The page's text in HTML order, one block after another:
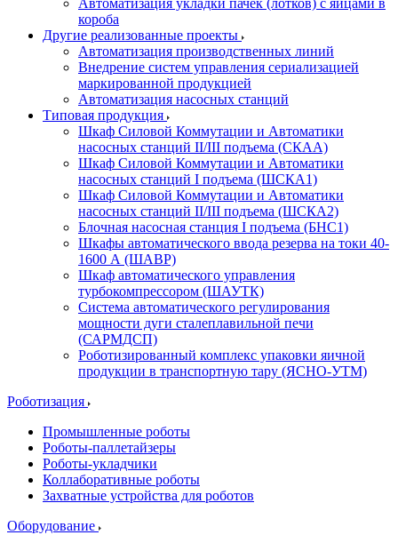
Автоматизация укладки пачек (лотков) с яйцами в
короба
Другие реализованные проекты
Автоматизация производственных линий
Внедрение систем управления сериализацией
маркированной продукцией
Автоматизация насосных станций
Типовая продукция
Шкаф Силовой Коммутации и Автоматики
насосных станций II/III подъема (СКАА)
Шкаф Силовой Коммутации и Автоматики
насосных станций I подъема (ШСКА1)
Шкаф Силовой Коммутации и Автоматики
насосных станций II/III подъема (ШСКА2)
Блочная насосная станция I подъема (БНС1)
Шкафы автоматического ввода резерва на токи 40-
1600 А (ШАВР)
Шкаф автоматического управления
турбокомпрессором (ШАУТК)
Система автоматического регулирования
мощности дуги сталеплавильной печи
(САРМДСП)
Роботизированный комплекс упаковки яичной
продукции в транспортную тару (ЯСНО-УТМ)
Роботизация
Промышленные роботы
Роботы-паллетайзеры
Роботы-укладчики
Коллаборативные роботы
Захватные устройства для роботов
Оборудование